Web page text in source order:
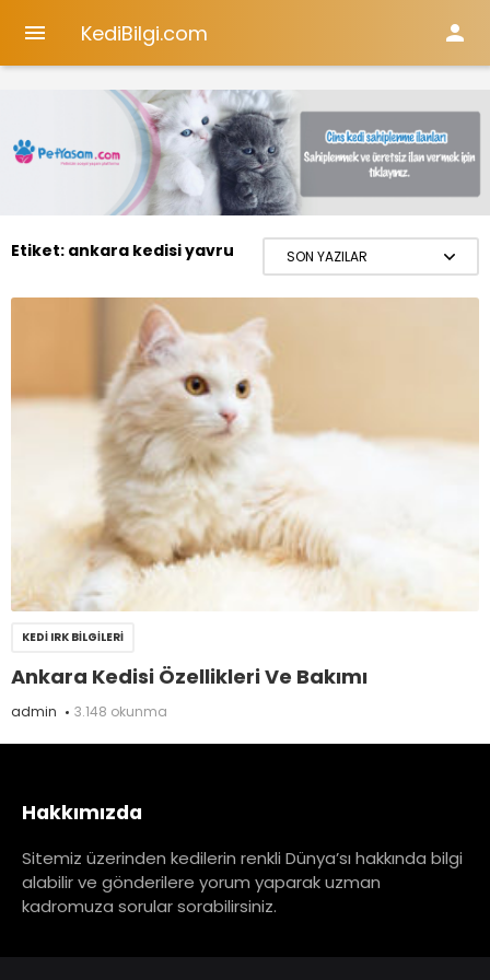
 KediBilgi.com 
Etiket: ankara kedisi yavru
KEDI IRK BILGILERI
Ankara Kedisi Özellikleri Ve Bakımı
admin 3.148 okunma
Hakkımızda
Sitemiz üzerinden kedilerin renkli Dünya’sı hakkında bilgi
alabilir ve gönderilere yorum yaparak uzman
kadromuza sorular sorabilirsiniz.